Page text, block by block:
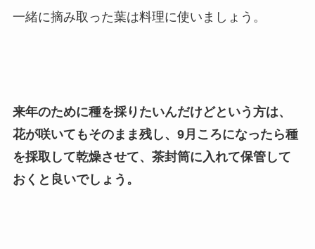
一緒に摘み取った葉は料理に使いましょう。
来年のために種を採りたいんだけどという方は、
花が咲いてもそのまま残し、 9月ころになったら種
を採取して乾燥させて、茶封筒に入れて保管して
おくと良いでしょう。